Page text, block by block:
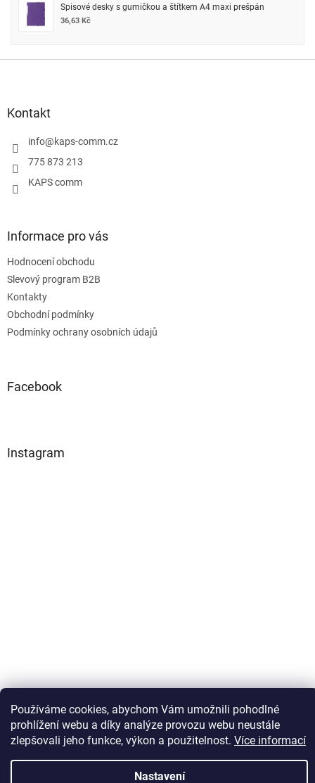
Používáme cookies, abychom Vám umožnili pohodlné
prohlížení webu a díky analýze provozu webu neustále
zlepšovali jeho funkce, výkon a použitelnost. Více informací
Nastavení
Spisové desky s gumičkou a štítkem A4 maxi prešpán
36,63 Kč
Kontakt
info@kaps-comm.cz
775 873 213
KAPS comm
Informace pro vás
Hodnocení obchodu
Slevový program B2B
Kontakty
Obchodní podmínky
Podmínky ochrany osobních údajů
Facebook
Instagram
Sledovat na Instagramu